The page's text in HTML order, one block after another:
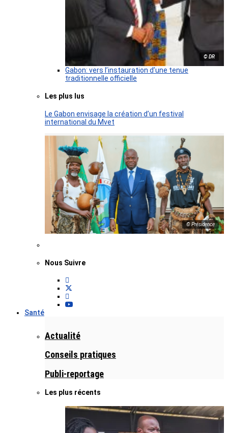
© DR
Gabon: vers l’instauration d’une tenue
traditionnelle officielle
Les plus lus
Le Gabon envisage la création d’un festival
international du Mvet
© Présidence
Nous Suivre
Santé
Actualité
Conseils pratiques
Publi-reportage
Les plus récents